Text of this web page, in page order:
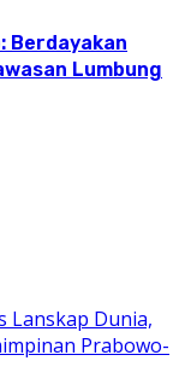
Berdayakan
Lumbung